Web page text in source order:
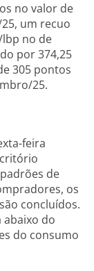
no valor de
um recuo
lbp no de
por 374,25
305 pontos
25.
feira
de
os
concluídos.
abaixo do
do consumo